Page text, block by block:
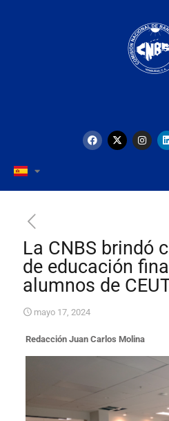
La CNBS brindó
de educación
alumnos de
mayo 17, 2024
Redacción Juan Carlos Molina